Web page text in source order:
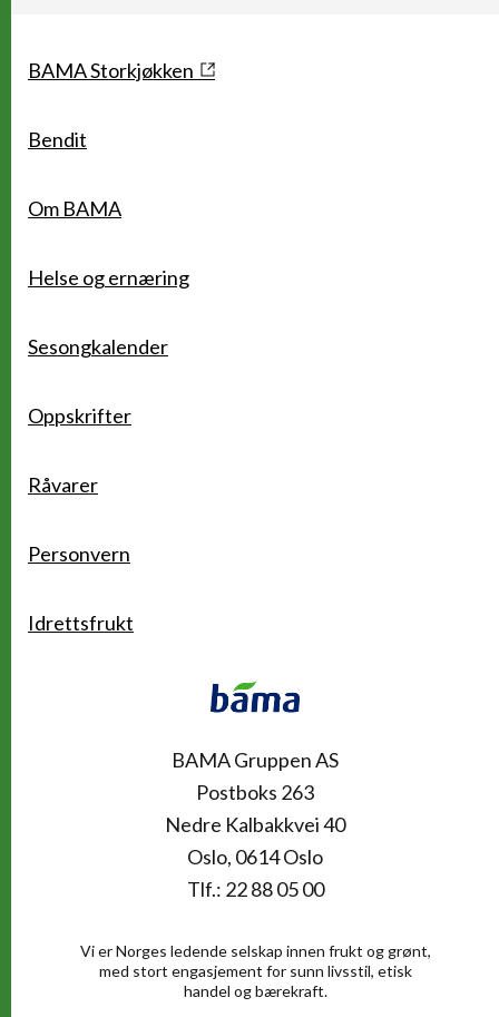
BAMA Gruppen AS
Postboks 263
Nedre Kalbakkvei 40
Oslo, 0614 Oslo
Tlf.: 22 88 05 00
Snarveier
BAMA Storkjøkken
Bendit
Om BAMA
Helse og ernæring
Sesongkalender
Oppskrifter
Råvarer
Personvern
Idrettsfrukt
Vi er Norges ledende selskap innen frukt og grønt,
med stort engasjement for sunn livsstil, etisk
handel og bærekraft.